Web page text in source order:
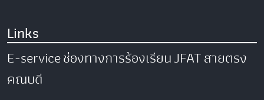
Links
E-serviceช่องทางการร้องเรียนJFATสายตรง
คณบดี